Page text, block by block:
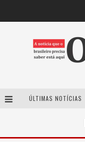
ÚLTIMAS NOTÍCIAS